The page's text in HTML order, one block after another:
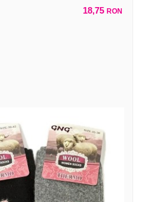
18,75 RON